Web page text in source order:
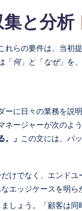
と分析
らの要件は、当初
「何」と「なぜ」を
ーに日々の業務を説
ージャーが次のよ
」 この文には、パ
けでなく、エンド
エッジケースを明ら
しょう。「顧客は